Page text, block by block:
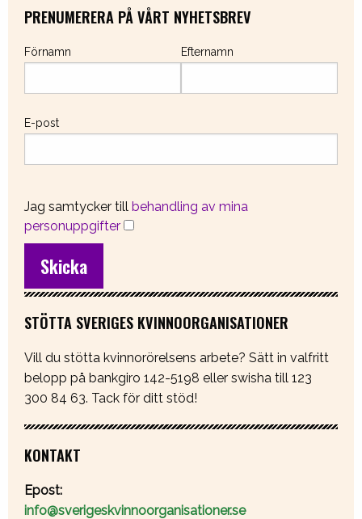
PRENUMERERA PÅ VÅRT NYHETSBREV
Förnamn Efternamn
E-post
Jag samtycker till behandling av mina
personuppgifter
STÖTTA SVERIGES KVINNOORGANISATIONER
Vill du stötta kvinnorörelsens arbete? Sätt in valfritt
belopp på bankgiro 142-5198 eller swisha till 123
300 84 63. Tack för ditt stöd!
KONTAKT
Epost:
info@sverigeskvinnoorganisationer.se